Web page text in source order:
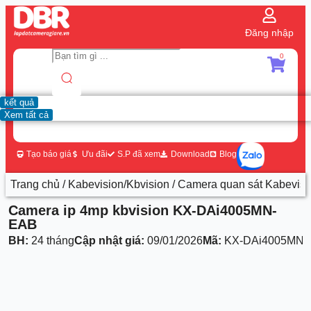
Đăng nhập
kết quả
Xem tất cả
0
Tạo báo giá Ưu đãi S.P đã xem Download Blog
Trang chủ / Kabevision/Kbvision /Camera quan sát
Camera ip 4mp kbvision KX-DAi4005MN-
EAB
BH: 24 thángCập nhật giá: 09/01/2026Mã: KX-DAi4005MN-